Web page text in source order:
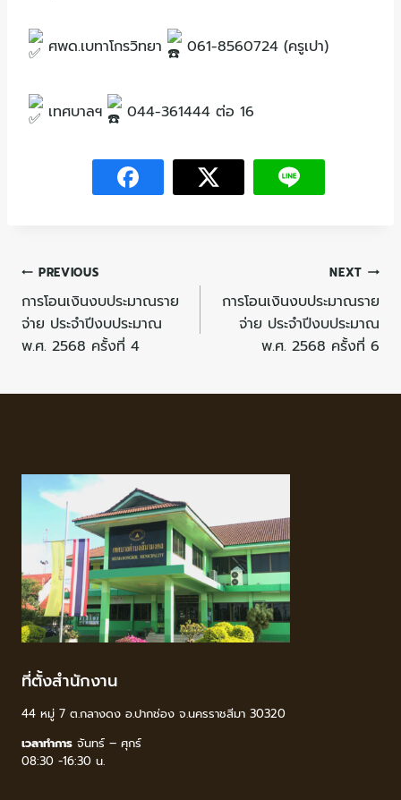
ศพด.เบทาโกรวิทยา 061-8560724 (ครูเปา)
เทศบาลฯ 044-361444 ต่อ 16
PREVIOUS
การโอนเงินงบประมาณราย
จ่าย ประจำปีงบประมาณ
พ.ศ. 2568 ครั้งที่ 4
NEXT
การโอนเงินงบประมาณราย
จ่าย ประจำปีงบประมาณ
พ.ศ. 2568 ครั้งที่ 6
ที่ตั้งสำนักงาน
44 หมู่ 7 ต.กลางดง อ.ปากช่อง จ.นครราชสีมา 30320
เวลาทำการ จันทร์ – ศุกร์
08:30 -16:30 น.